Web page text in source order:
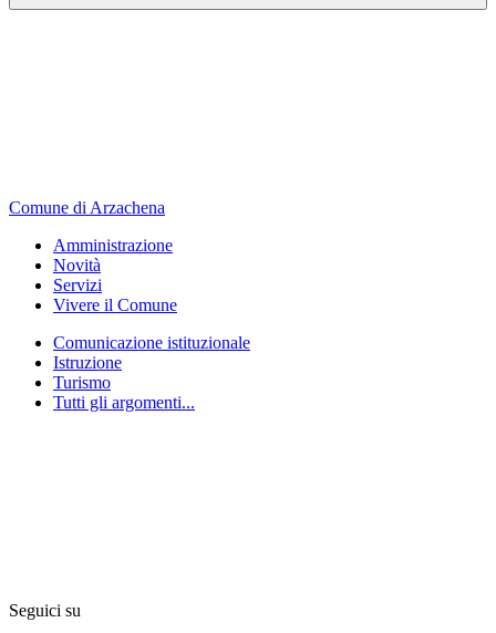
Comune di Arzachena
Amministrazione
Novità
Servizi
Vivere il Comune
Comunicazione istituzionale
Istruzione
Turismo
Tutti gli argomenti...
Seguici su